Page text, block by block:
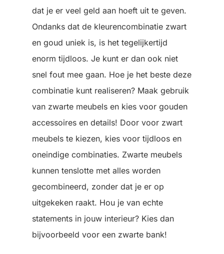
dat je er veel geld aan hoeft uit te geven.
Ondanks dat de kleurencombinatie zwart
en goud uniek is, is het tegelijkertijd
enorm tijdloos. Je kunt er dan ook niet
snel fout mee gaan. Hoe je het beste deze
combinatie kunt realiseren? Maak gebruik
van zwarte meubels en kies voor gouden
accessoires en details! Door voor zwart
meubels te kiezen, kies voor tijdloos en
oneindige combinaties. Zwarte meubels
kunnen tenslotte met alles worden
gecombineerd, zonder dat je er op
uitgekeken raakt. Hou je van echte
statements in jouw interieur? Kies dan
bijvoorbeeld voor een zwarte bank!